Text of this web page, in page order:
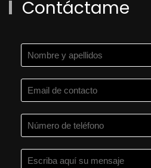
Contáctame